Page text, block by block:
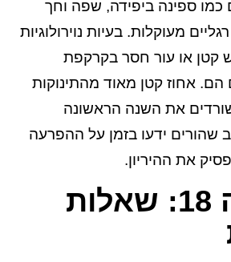
כמו ספינה ביפידה, שפה וחך
מעוקלות. בעיות נוירולוגיות
קטן או עור חסר בקרקפת
הם. אחוז קטן מאוד מהתינוקות
טריזומיה 13 שורדים את השנה הראשונה
שהורים ידעו בזמן על ההפרעה
את ההיריון.
טריזומיה 18: שאלות